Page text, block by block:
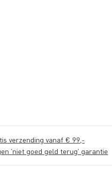
verzending vanaf € 99,-
'niet goed geld terug' garantie